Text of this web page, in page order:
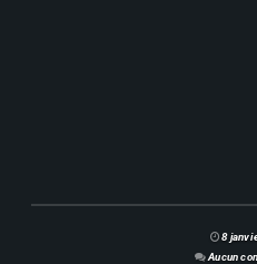
8
Aucun